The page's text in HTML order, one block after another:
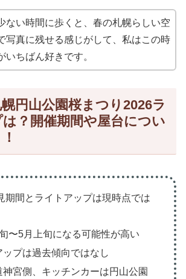
ない時間に歩くと、春の札幌らしい空
写真に残せる感じがして、私はこの時
いちばん好きです。
円山公園桜まつり2026ラ
？開催期間や屋台につい
期間とライトアップは現時点では
〜5月上旬になる可能性が高い
プは過去傾向ではなし
神宮側、キッチンカーは円山公園